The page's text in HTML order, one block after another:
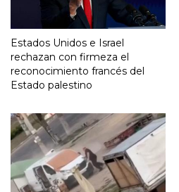
Estados Unidos e Israel
rechazan con firmeza el
reconocimiento francés del
Estado palestino